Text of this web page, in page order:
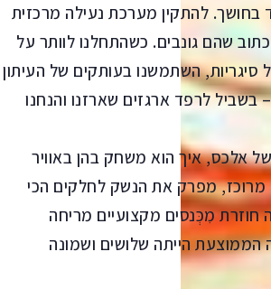
להתקין מערכת נעילה מרכזית
שהם גונבים. כשהתחלנו לוותר על
השתמשנו בעותקים של העיתון
לרפד ארגזים שארזנו והנחנו
אלכס, איך הוא משחק בהן באוויר
מרוכז, מפרק את הנשק לחלקים הכי
מִכְּנסים מקצועיים מריחה
הייתה שלושים ושמונה